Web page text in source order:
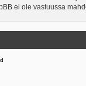
ei ole vastuussa